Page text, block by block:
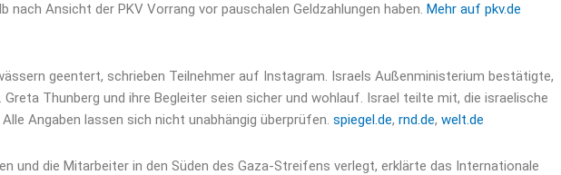
Ansicht der PKV Vorrang vor pauschalen Geldzahlungen haben. Mehr auf pkv.de
geentert, schrieben Teilnehmer auf Instagram. Israels Außenministerium bestätigte,
Thunberg und ihre Begleiter seien sicher und wohlauf. Israel teilte mit, die israelische
Angaben lassen sich nicht unabhängig überprüfen. spiegel.de, rnd.de, welt.de
und die Mitarbeiter in den Süden des Gaza-Streifens verlegt, erklärte das Internationale